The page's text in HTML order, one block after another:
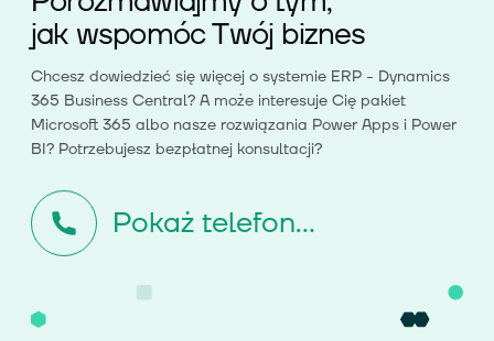
jak wspomóc Twój biznes
Chcesz dowiedzieć się więcej o systemie ERP - Dynamics
365 Business Central? A może interesuje Cię pakiet
Microsoft 365 albo nasze rozwiązania Power Apps i Power
BI? Potrzebujesz bezpłatnej konsultacji?
Pokaż telefon...